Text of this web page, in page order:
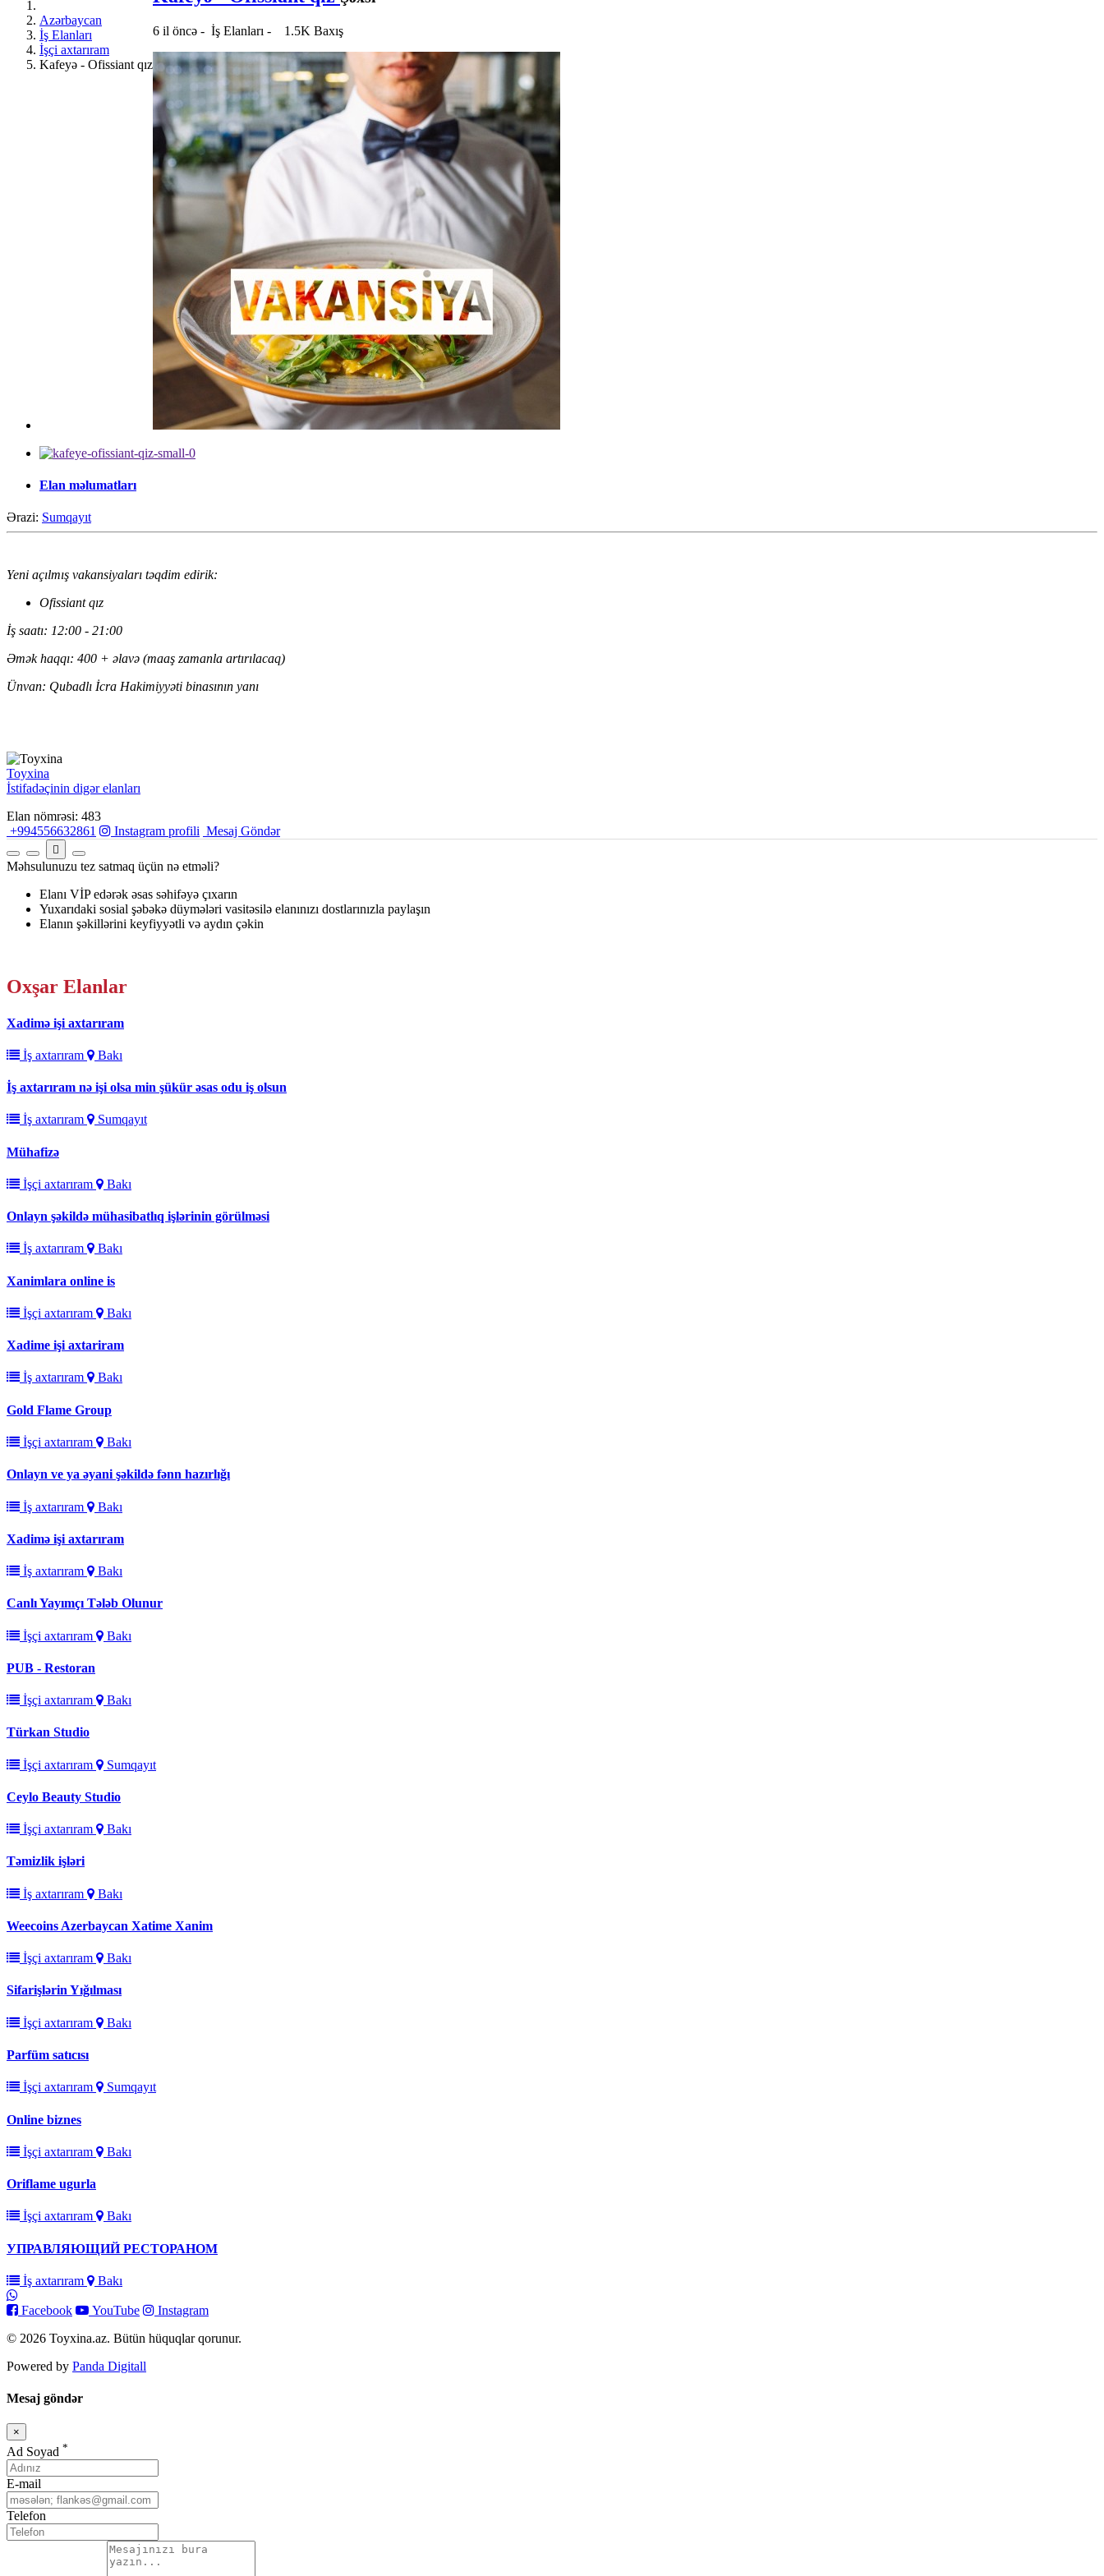
Azərbaycan
İş Elanları
İşçi axtarıram
Kafeyə - Ofissiant qız
6 il öncə - İş Elanları - 1.5K Baxış
Elan məlumatları
Ərazi: Sumqayıt
Yeni açılmış vakansiyaları təqdim edirik:
Ofissiant qız
İş saatı: 12:00 - 21:00
Əmək haqqı: 400 + əlavə (maaş zamanla artırılacaq)
Ünvan: Qubadlı İcra Hakimiyyəti binasının yanı
Toyxina
İstifadəçinin digər elanları
Elan nömrəsi: 483
+994556632861
Instagram profili Mesaj Göndər
Məhsulunuzu tez satmaq üçün nə etməli?
Elanı VİP edərək əsas səhifəyə çıxarın
Yuxarıdaki sosial şəbəkə düymələri vasitəsilə elanınızı dostlarınızla paylaşın
Elanın şəkillərini keyfiyyətli və aydın çəkin
Oxşar Elanlar
Xadimə işi axtarıram
İş axtarıram Bakı
İş axtarıram nə işi olsa min şükür əsas odu iş olsun
İş axtarıram Sumqayıt
Mühafizə
İşçi axtarıram Bakı
Onlayn şəkildə mühasibatlıq işlərinin görülməsi
İş axtarıram Bakı
Xanimlara online is
İşçi axtarıram Bakı
Xadime işi axtariram
İş axtarıram Bakı
Gold Flame Group
İşçi axtarıram Bakı
Onlayn ve ya əyani şəkildə fənn hazırlığı
İş axtarıram Bakı
Xadimə işi axtarıram
İş axtarıram Bakı
Canlı Yayımçı Tələb Olunur
İşçi axtarıram Bakı
PUB - Restoran
İşçi axtarıram Bakı
Türkan Studio
İşçi axtarıram Sumqayıt
Ceylo Beauty Studio
İşçi axtarıram Bakı
Təmizlik işləri
İş axtarıram Bakı
Weecoins Azerbaycan Xatime Xanim
İşçi axtarıram Bakı
Sifarişlərin Yığılması
İşçi axtarıram Bakı
Parfüm satıcısı
İşçi axtarıram Sumqayıt
Online biznes
İşçi axtarıram Bakı
Oriflame ugurla
İşçi axtarıram Bakı
УПРАВЛЯЮЩИЙ РЕСТОРАНОМ
İş axtarıram Bakı
Facebook YouTube
Instagram
© 2026 Toyxina.az. Bütün hüquqlar qorunur.
Powered by Panda Digitall
Mesaj göndər
×
Bağla
Ad Soyad *
E-mail
Telefon